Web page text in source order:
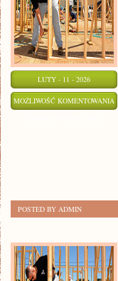
LUTY - 11 - 2026
MOŻLIWOŚĆ KOMENTOWANIA
POSTED BY ADMIN